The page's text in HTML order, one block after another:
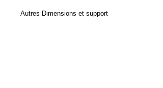
Autres Dimensions et support